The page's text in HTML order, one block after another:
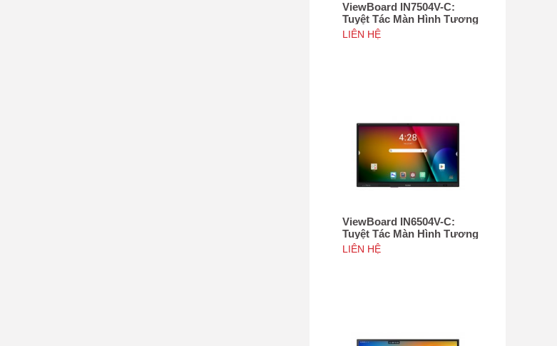
ViewBoard IN7504V-C:
Tuyệt Tác Màn Hình Tương
Tác 75", Tích hợp camera
4K độ phân giải 50MP, NFC
LIÊN HỆ
ViewBoard IN6504V-C:
Tuyệt Tác Màn Hình Tương
Tác 65inch, Tích hợp
camera 4K độ phân giải
LIÊN HỆ